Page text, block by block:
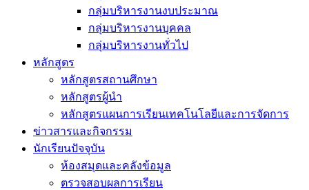
กลุ่มบริหารงานงบประมาณ
กลุ่มบริหารงานบุคคล
กลุ่มบริหารงานทั่วไป
หลักสูตร
หลักสูตรสถานศึกษา
หลักสูตรผู้นำ
หลักสูตรแผนการเรียนเทคโนโลยีและการจัดการ
ข่าวสารและกิจกรรม
นักเรียนปัจจุบัน
ห้องสมุดและคลังข้อมูล
ตรวจสอบผลการเรียน